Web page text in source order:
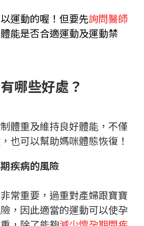
運動的喔！但要先詢問醫師
能是否合適運動及運動禁
哪些好處？
體重及維持良好體能，不僅
也可以幫助媽咪體態恢復！
疾病的風險
常重要，過重對產婦跟寶寶
，因此適當的運動可以使孕